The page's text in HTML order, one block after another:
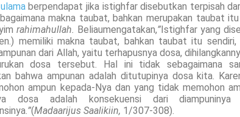
ulamaberpendapat jika istighfar disebutkan terpisah
makna taubat, bahkan merupakan taubat
rahimahullah. Beliaumengatakan,”Istighfar yang
memiliki makna taubat, bahkan taubat itu
dari Allah, yaitu terhapusnya dosa,
dosa tersebut. Hal ini tidak sebagaimana
bahwa ampunan adalah ditutupinya dosa kita.
ampun kepada-Nya dan yang tidak memohon
dosa adalah konsekuensi dari
”(Madaarijus Saalikiin, 1/307-308).